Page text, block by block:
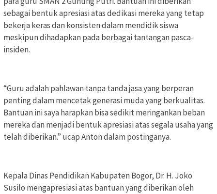
sebagai bentuk apresiasi atas dedikasi mereka yang tetap
bekerja keras dan konsisten dalam mendidik siswa
meskipun dihadapkan pada berbagai tantangan pasca-
insiden.
“Guru adalah pahlawan tanpa tanda jasa yang berperan
penting dalam mencetak generasi muda yang berkualitas.
Bantuan ini saya harapkan bisa sedikit meringankan beban
mereka dan menjadi bentuk apresiasi atas segala usaha yang
telah diberikan.” ucap Anton dalam postinganya.
Kepala Dinas Pendidikan Kabupaten Bogor, Dr. H. Joko
Susilo mengapresiasi atas bantuan yang diberikan oleh